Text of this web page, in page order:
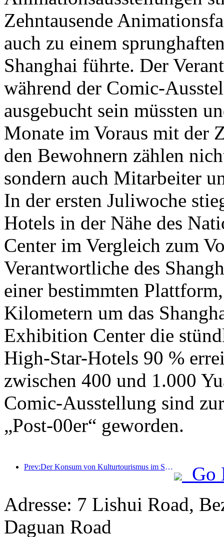
Zehntausende
auch zu einem
Shanghai führte. Der
während der Comic-
ausgebucht sein müssten
Monate im Voraus mit der
den Bewohnern zählen
sondern auch Mitarbeiter
In der ersten Juliwoche
Hotels in der Nähe des
Center im Vergleich zum
Verantwortliche des
einer bestimmten
Kilometern um das
Exhibition Center die
High-Star-Hotels 90 %
zwischen 400 und 1.000
Comic-Ausstellung sind
„Post-00er“ geworden.
Prev:Der Konsum von Kulturtourismus im Sommer stieg im Vergleich zum Vormonat um mehr als 20 %, wobei Peking, Shanghai, Chengdu, Xi'an und Guangzhou die beliebtesten Reiseziele sind
Go
Adresse: 7 Lishui Road,
Daguan Road